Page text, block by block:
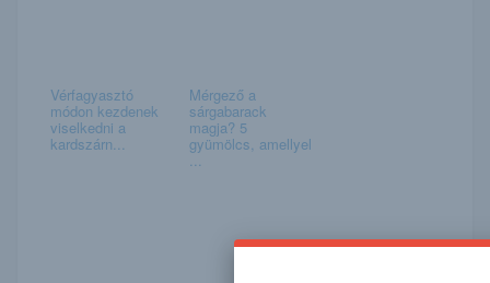
Vérfagyasztó
módon kezdenek
viselkedni a
kardszárn...
Mérgező a
sárgabarack
magja? 5
gyümölcs, amellyel
...